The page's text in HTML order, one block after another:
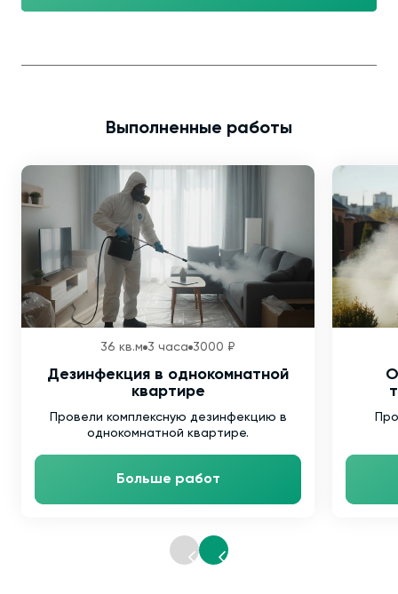
Выполненные работы
36 кв.м 3 часа 3000 ₽
Дезинфекция в однокомнатной
квартире
Провели комплексную дезинфекцию в
однокомнатной квартире.
Больше работ